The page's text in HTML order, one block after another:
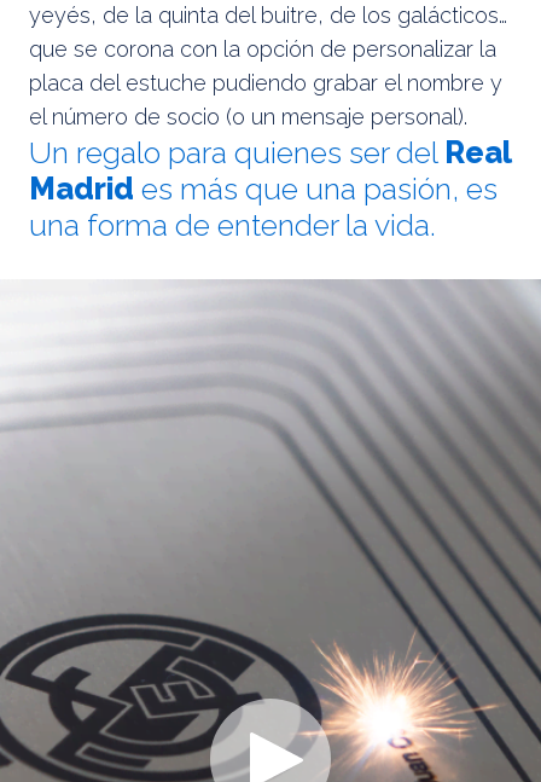
yeyés, de la quinta del buitre, de los galácticos…
que se corona con la opción de personalizar la
placa del estuche pudiendo grabar el nombre y
el número de socio (o un mensaje personal).
Un regalo para quienes ser del Real
Madrid es más que una pasión, es
una forma de entender la vida.